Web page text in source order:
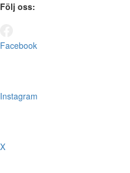
Följ oss:
Facebook
Instagram
X